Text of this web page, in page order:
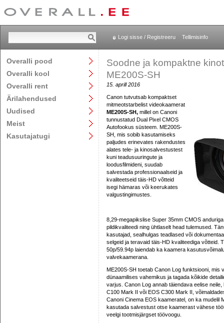
Logi sisse / Registreeru Tellimisinfo
Overalli pood
Overalli kool
Overalli rent
Ärilahendused
Uudised
Meist
Kasutajatugi
Soodne ja kompaktne
ME200S-SH
15. aprill 2016
Canon tutvutsab kompaktset
mitmeotstarbelist videokaamerat
ME200S-SH, millel on Canoni
tunnustatud Dual Pixel CMOS
Autofookus süsteem. ME200S-
SH, mis sobib kasutamiseks
paljudes erinevates rakendustes
alates tele- ja kinosalvestustest
kuni teadusuuringute ja
loodusfilmideni, suudab
salvestada professionaalseid ja
kvaliteetseid täis-HD võtteid
isegi hämaras või keerukates
valgustingimustes.
8,29-megapikslise Super 35mm CMOS
pildikvaliteedi ning ühtlaselt head tulemused.
kasutajad, sealhulgas teadlased või
selgeid ja teravaid täis-HD kvaliteediga võtteid.
50p/59.94p laiendab ka kaamera
valvekaamerana.
ME200S-SH toetab Canon Log funktsiooni, mis
dünaamilises vahemikus ja tagada kõikide
varjus. Canon Log annab täiendava eelise
C100 Mark II või EOS C300 Mark II,
Canoni Cinema EOS kaameratel, on ka mudelil
kasutada salvestust otse kaamerast vähese
veelgi tootmisjärgset töövoogu.